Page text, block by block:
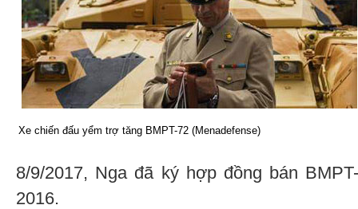
Xe chiến đấu yểm trợ tăng BMPT-72 (Menadefense)
8/9/2017, Nga đã ký hợp đồng bán
2016.